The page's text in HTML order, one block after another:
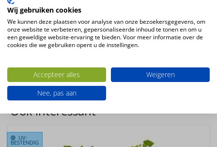
45cm
Kleur
groen
Plantsoort
Productconfiguratie
Hangende kunstplant
Ook interessant
UV-
BESTENDIG
Wij gebruiken cookies
We kunnen deze plaatsen voor analyse van onze bezoekersgegevens, om
onze website te verbeteren, gepersonaliseerde inhoud te tonen en om u
een geweldige website-ervaring te bieden. Voor meer informatie over de
cookies die we gebruiken opent u de instellingen.
Accepteer alles
Weigeren
Nee, pas aan